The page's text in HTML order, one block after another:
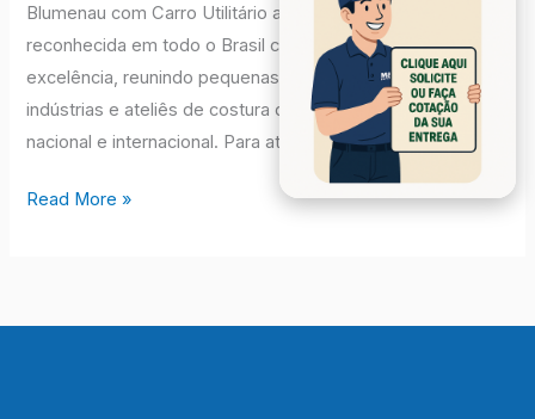
Blumenau com Carro Utilitário até 500kg Blumenau é
reconhecida em todo o Brasil como um polo têxtil de
excelência, reunindo pequenas confecções, grandes
indústrias e ateliês de costura que abastecem o mercado
nacional e internacional. Para atender essa demanda, […]
Read More »